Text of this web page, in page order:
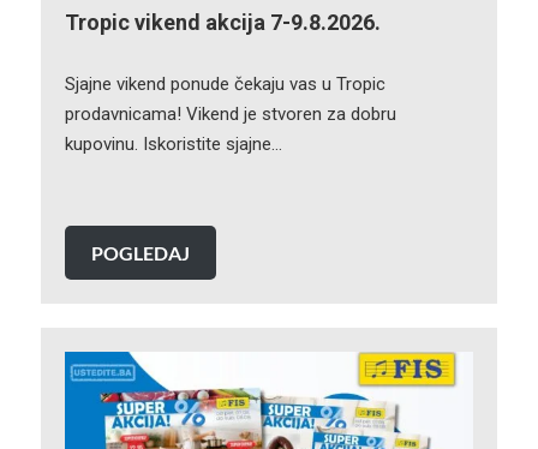
Tropic vikend akcija 7-9.8.2026.
Sjajne vikend ponude čekaju vas u Tropic
prodavnicama! Vikend je stvoren za dobru
kupovinu. Iskoristite sjajne…
POGLEDAJ